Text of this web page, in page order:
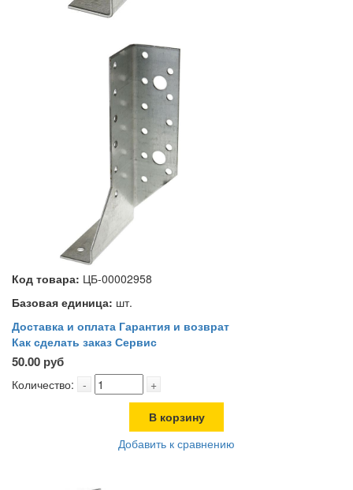
Код товара: ЦБ-00002958
Базовая единица: шт.
Доставка и оплата Гарантия и возврат
Как сделать заказ Сервис
50.00 руб
Количество: - +
В корзину
Добавить к сравнению